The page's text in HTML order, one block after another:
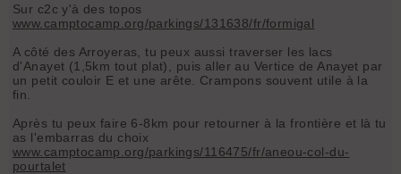
Sur c2c y'à des topos
www.camptocamp.org/parkings/131638/fr/formigal
A côté des Arroyeras, tu peux aussi traverser les lacs
d'Anayet (1,5km tout plat), puis aller au Vertice de Anayet par
un petit couloir E et une arête. Crampons souvent utile à la
fin.
Après tu peux faire 6-8km pour retourner à la frontière et là tu
as l'embarras du choix
www.camptocamp.org/parkings/116475/fr/aneou-col-du-
pourtalet